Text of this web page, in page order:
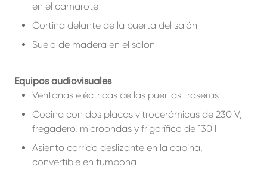
en el camarote
Cortina delante de la puerta del salón
Suelo de madera en el salón
Equipos audiovisuales
Ventanas eléctricas de las puertas traseras
Cocina con dos placas vitrocerámicas de 230 V,
fregadero, microondas y frigorífico de 130 l
Asiento corrido deslizante en la cabina,
convertible en tumbona